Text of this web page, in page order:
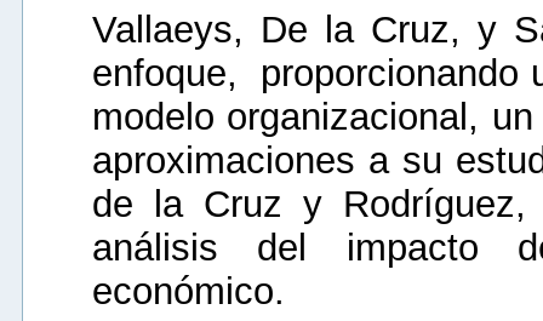
Vallaeys, De la Cruz, y
enfoque, proporcionando
modelo organizacional,
aproximaciones a su
de la Cruz y
análisis del impacto
económico.